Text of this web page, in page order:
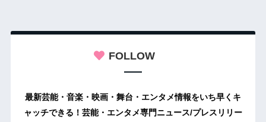
FOLLOW
最新芸能・音楽・映画・舞台・エンタメ情報をいち早くキ
ャッチできる！芸能・エンタメ専門ニュース/プレスリリー